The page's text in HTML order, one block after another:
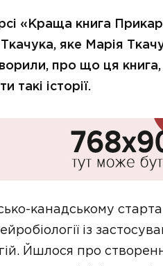
«Краща книга
яке Марія
про що ця
такі історії.
канадському
із
Йшлося про